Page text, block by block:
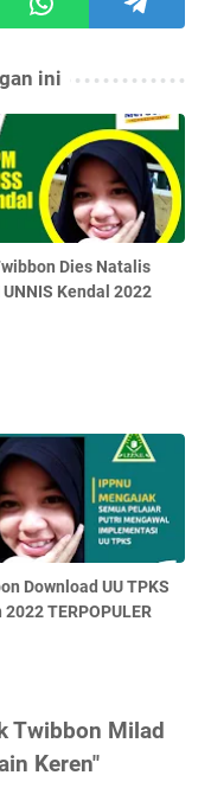
ini
Dies Natalis
UNNIS Kendal 2022
Download UU TPKS
2022 TERPOPULER
Twibbon Milad
Keren"